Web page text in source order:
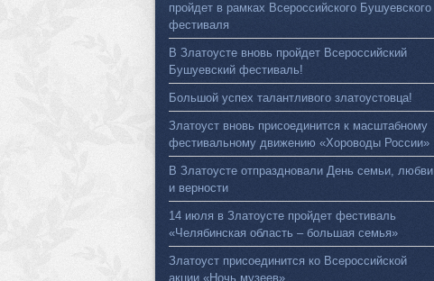
пройдет в рамках Всероссийского Бушуевского
фестиваля
В Златоусте вновь пройдет Всероссийский
Бушуевский фестиваль!
Большой успех талантливого златоустовца!
Златоуст вновь присоединится к масштабному
фестивальному движению «Хороводы России»
В Златоусте отпраздновали День семьи, любви
и верности
14 июля в Златоусте пройдет фестиваль
«Челябинская область – большая семья»
Златоуст присоединится ко Всероссийской
акции «Ночь музеев»